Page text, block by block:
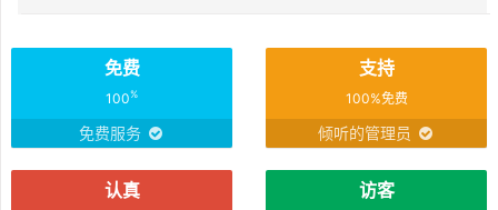
免费
100%
免费服务
支持
100%免费
倾听的管理员
认真 访客